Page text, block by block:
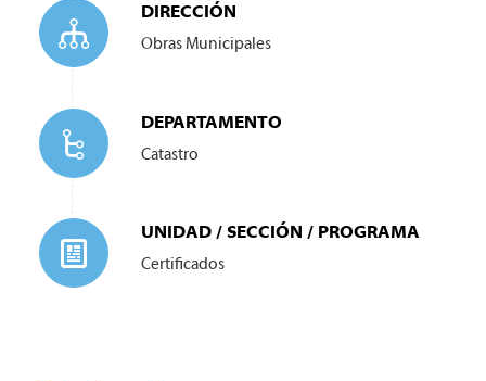
DIRECCIÓN
Obras Municipales
DEPARTAMENTO
Catastro
UNIDAD / SECCIÓN / PROGRAMA
Certificados